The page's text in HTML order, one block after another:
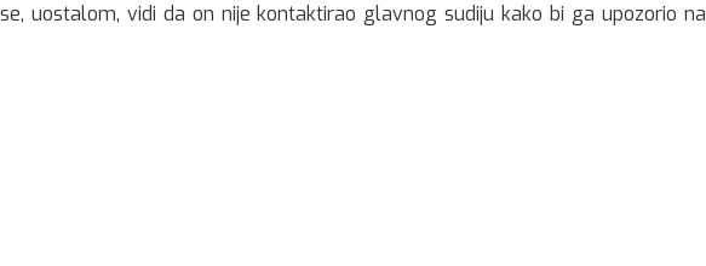
uostalom, vidi da on nije kontaktirao glavnog sudiju kako bi ga upozorio na